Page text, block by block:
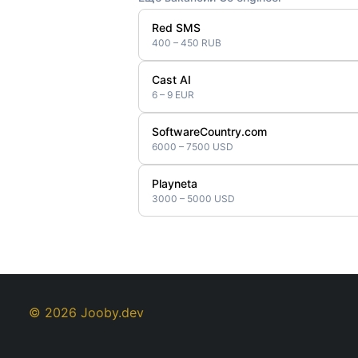
Red SMS
400 – 450 RUB
Cast AI
6 – 9 EUR
SoftwareCountry.com
6000 – 7500 USD
Playneta
3000 – 5000 USD
© 2026 Jooby.dev